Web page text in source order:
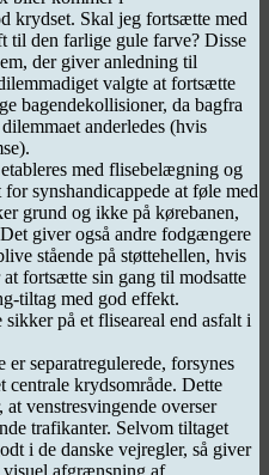
krydset. Skal jeg fortsætte med
til den farlige gule farve? Disse
der giver anledning til
valgte at fortsætte
bagendekollisioner, da bagfra
anderledes (hvis
med flisebelægning og
synshandicappede at føle med
grund og ikke på kørebanen,
giver også andre fodgængere
stående på støttehellen, hvis
fortsætte sin gang til modsatte
tiltag med god effekt.
på et fliseareal end asfalt i
er separatregulerede, forsynes
krydsområde. Dette
venstresvingende overser
trafikanter. Selvom tiltaget
i de danske vejregler, så giver
afgrænsning af